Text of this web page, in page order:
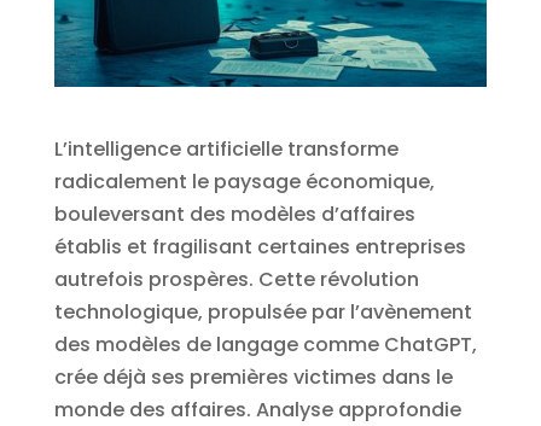
L’intelligence artificielle transforme
radicalement le paysage économique,
bouleversant des modèles d’affaires
établis et fragilisant certaines entreprises
autrefois prospères. Cette révolution
technologique, propulsée par l’avènement
des modèles de langage comme ChatGPT,
crée déjà ses premières victimes dans le
monde des affaires. Analyse approfondie